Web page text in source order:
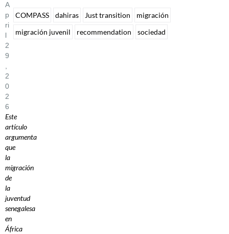
A
P
Ri
L
2
9
2
0
2
6
Este
artículo
argumenta
que
la
migración
de
la
juventud
senegalesa
en
África
COMPASS dahiras Just transition
migración
migración juvenil
recommendation sociedad